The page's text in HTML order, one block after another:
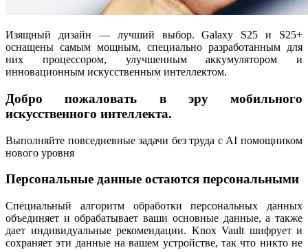
Изящный дизайн — лучший выбор. Galaxy S25 и S25+
оснащены самым мощным, специально разработанным для
них процессором, улучшенным аккумулятором и
инновационным искусственным интеллектом.
Добро пожаловать в эру мобильного
искусственного интеллекта.
Выполняйте повседневные задачи без труда с AI помощником
нового уровня
Персональные данные остаются персональными
Специальный алгоритм обработки персональных данных
объединяет и обрабатывает ваши основные данные, а также
дает индивидуальные рекомендации. Knox Vault шифрует и
сохраняет эти данные на вашем устройстве, так что никто не